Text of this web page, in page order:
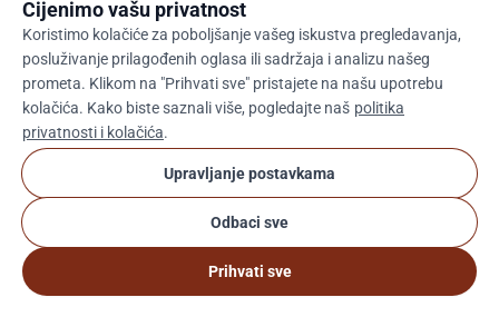
0%
Unesite Prilagođeni Savjet
Dalje
Hrarrow_drop_down cookie
Cijenimo vašu privatnost
Koristimo kolačiće za poboljšanje vašeg iskustva pregledavanja,
posluživanje prilagođenih oglasa ili sadržaja i analizu našeg
prometa. Klikom na "Prihvati sve" pristajete na našu upotrebu
kolačića. Kako biste saznali više, pogledajte naš politika
privatnosti i kolačića.
Upravljanje postavkama
Odbaci sve
Prihvati sve